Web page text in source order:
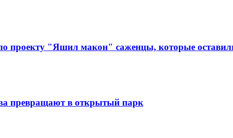
проекту "Яшил макон" саженцы, которые
превращают в открытый парк